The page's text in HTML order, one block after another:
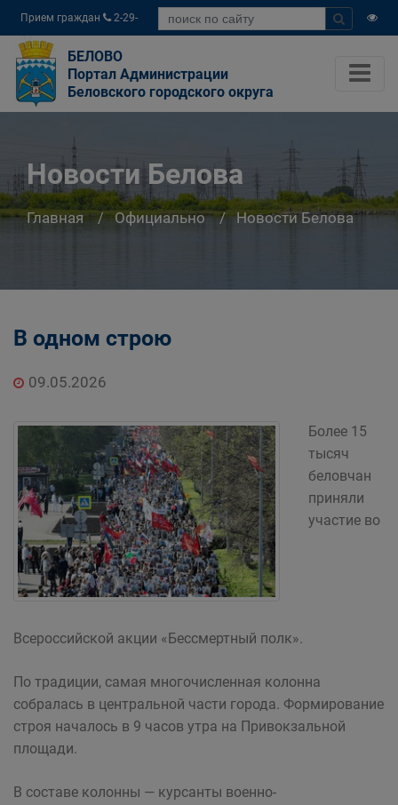
Прием граждан
2-29-
04
БЕЛОВО
Портал Администрации
Беловского городского округа
Новости Белова
Главная Официально Новости Белова
В одном строю
09.05.2026
Более 15
тысяч
беловчан
приняли
участие во
Всероссийской акции «Бессмертный полк».
По традиции, самая многочисленная колонна
собралась в центральной части города. Формирование
строя началось в 9 часов утра на Привокзальной
площади.
В составе колонны — курсанты военно-